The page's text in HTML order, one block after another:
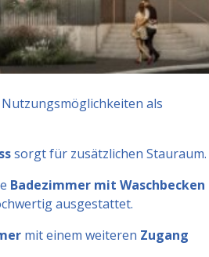
Struktur und optimaler
als
sorgt für zusätzlichen Stauraum.
Badezimmer mit Waschbecken
ausgestattet.
mit einem weiteren Zugang